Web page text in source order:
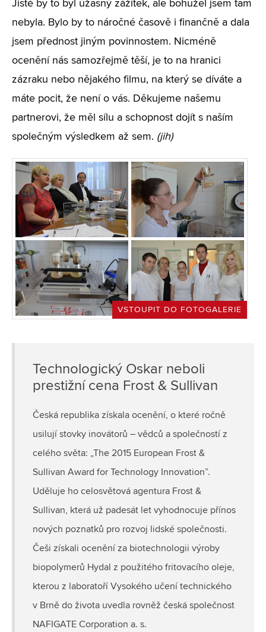
Jistě by to byl úžasný zážitek, ale bohužel jsem tam
nebyla. Bylo by to náročné časově i finančně a dala
jsem přednost jiným povinnostem. Nicméně
ocenění nás samozřejmě těší, je to na hranici
zázraku nebo nějakého filmu, na který se díváte a
máte pocit, že není o vás. Děkujeme našemu
partnerovi, že měl sílu a schopnost dojít s naším
společným výsledkem až sem. (jih)
VSTOUPIT DO FOTOGALERIE
Technologický Oskar neboli
prestižní cena Frost & Sullivan
Česká republika získala ocenění, o které ročně
usilují stovky inovátorů – vědců a společností z
celého světa: „The 2015 European Frost &
Sullivan Award for Technology Innovation”.
Uděluje ho celosvětová agentura Frost &
Sullivan, která už padesát let vyhodnocuje přínos
nových poznatků pro rozvoj lidské společnosti.
Češi získali ocenění za biotechnologii výroby
biopolymerů Hydal z použitého fritovacího oleje,
kterou z laboratoří Vysokého učení technického
v Brně do života uvedla rovněž česká společnost
NAFIGATE Corporation a. s.